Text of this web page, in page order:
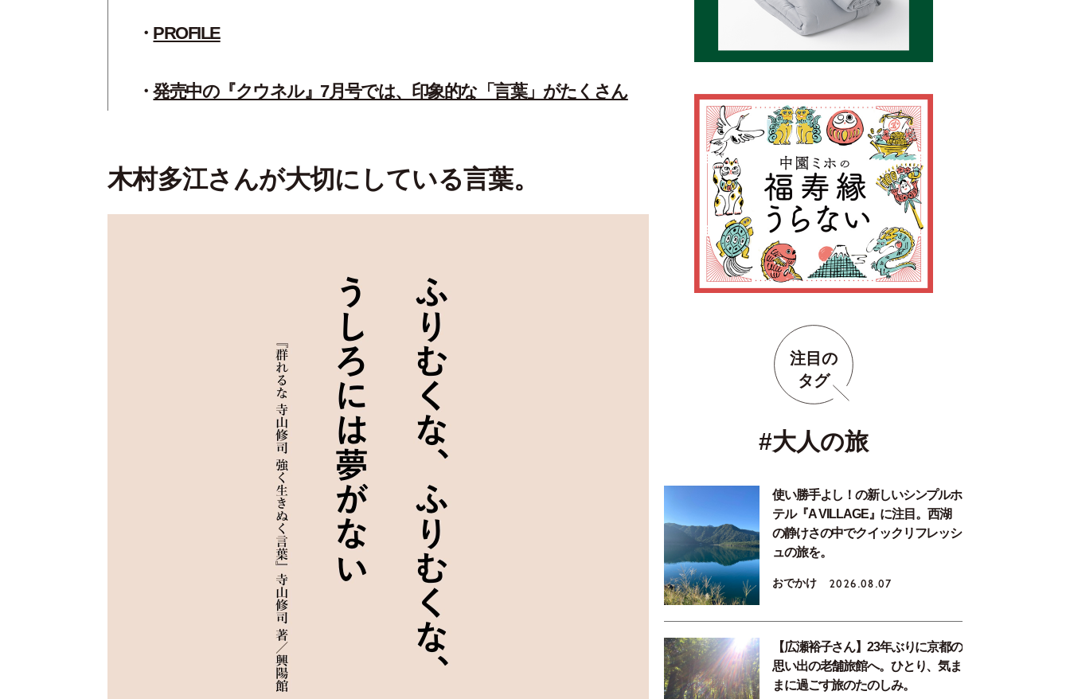
PROFILE
発売中の『クウネル』7月号では、印象的な「言葉」がたくさん
木村多江さんが大切にしている言葉。
注目の
タグ
#大人の旅
使い勝手よし！の新しいシンプルホ
テル『A VILLAGE』に注目。西湖
の静けさの中でクイックリフレッシ
ュの旅を。
おでかけ 2026.08.07
【広瀬裕子さん】23年ぶりに京都の
思い出の老舗旅館へ。ひとり、気ま
まに過ごす旅のたのしみ。